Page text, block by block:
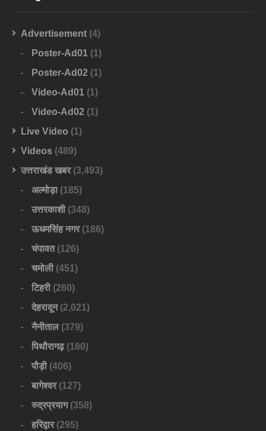
Advertisement (4)
Poster-Ad01 (1)
Poster-Ad02 (1)
Video-Ad01 (1)
Video-Ad02 (1)
Live Video (1)
Videos (489)
उत्तराखंड खबर(3,493)
अल्मोड़ा(185)
उत्तरकाशी(348)
ऊधमसिंह नगर(186)
चंपावत(126)
चमोली(451)
टिहरी(260)
देहरादून(2,021)
नैनीताल(379)
पिथौरागढ़(180)
पौड़ी(406)
बागेश्वर(127)
रुद्रप्रयाग(358)
हरिद्वार(295)